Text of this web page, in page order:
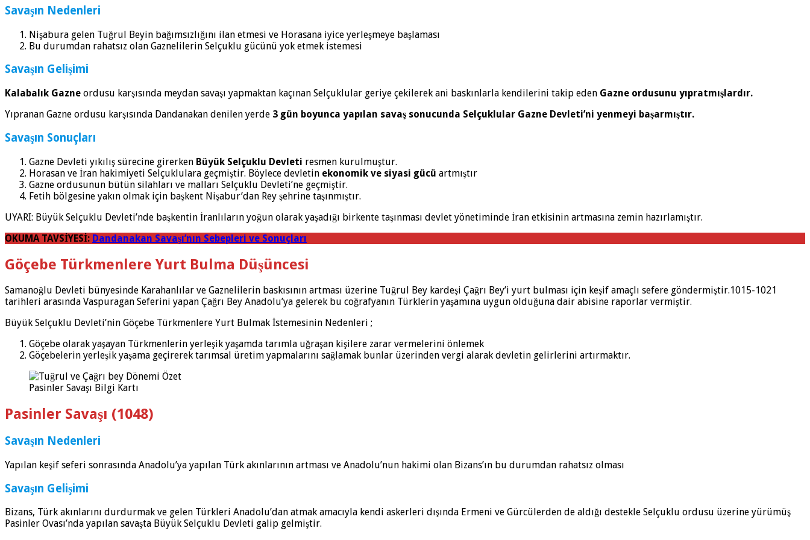
Savaşın Nedenleri
Nişabura gelen Tuğrul Beyin bağımsızlığını ilan etmesi ve Horasana iyice yerleşmeye başlaması
Bu durumdan rahatsız olan Gaznelilerin Selçuklu gücünü yok etmek istemesi
Savaşın Gelişimi
Kalabalık Gazne ordusu karşısında meydan savaşı yapmaktan kaçınan Selçuklular geriye çekilerek ani baskınlarla kendilerini takip eden Gazne ordusunu yıpratmışlardır.
Yıpranan Gazne ordusu karşısında Dandanakan denilen yerde 3 gün boyunca yapılan savaş sonucunda Selçuklular Gazne Devleti’ni yenmeyi başarmıştır.
Savaşın Sonuçları
Gazne Devleti yıkılış sürecine girerken Büyük Selçuklu Devleti resmen kurulmuştur.
Horasan ve İran hakimiyeti Selçuklulara geçmiştir. Böylece devletin ekonomik ve siyasi gücü artmıştır
Gazne ordusunun bütün silahları ve malları Selçuklu Devleti’ne geçmiştir.
Fetih bölgesine yakın olmak için başkent Nişabur’dan Rey şehrine taşınmıştır.
UYARI: Büyük Selçuklu Devleti’nde başkentin İranlıların yoğun olarak yaşadığı birkente taşınması devlet yönetiminde İran etkisinin artmasına zemin hazırlamıştır.
OKUMA TAVSİYESİ: Dandanakan Savaşı’nın Sebepleri ve Sonuçları
Göçebe Türkmenlere Yurt Bulma Düşüncesi
Samanoğlu Devleti bünyesinde Karahanlılar ve Gaznelilerin baskısının artması üzerine Tuğrul Bey kardeşi Çağrı Bey’i yurt bulması için keşif amaçlı sefere göndermiştir.1015-1021
tarihleri arasında Vaspuragan Seferini yapan Çağrı Bey Anadolu’ya gelerek bu coğrafyanın Türklerin yaşamına uygun olduğuna dair abisine raporlar vermiştir.
Büyük Selçuklu Devleti’nin Göçebe Türkmenlere Yurt Bulmak İstemesinin Nedenleri ;
Göçebe olarak yaşayan Türkmenlerin yerleşik yaşamda tarımla uğraşan kişilere zarar vermelerini önlemek
Göçebelerin yerleşik yaşama geçirerek tarımsal üretim yapmalarını sağlamak bunlar üzerinden vergi alarak devletin gelirlerini artırmaktır.
Pasinler Savaşı Bilgi Kartı
Pasinler Savaşı (1048)
Savaşın Nedenleri
Yapılan keşif seferi sonrasında Anadolu’ya yapılan Türk akınlarının artması ve Anadolu’nun hakimi olan Bizans’ın bu durumdan rahatsız olması
Savaşın Gelişimi
Bizans, Türk akınlarını durdurmak ve gelen Türkleri Anadolu’dan atmak amacıyla kendi askerleri dışında Ermeni ve Gürcülerden de aldığı destekle Selçuklu ordusu üzerine yürümüş
Pasinler Ovası’nda yapılan savaşta Büyük Selçuklu Devleti galip gelmiştir.